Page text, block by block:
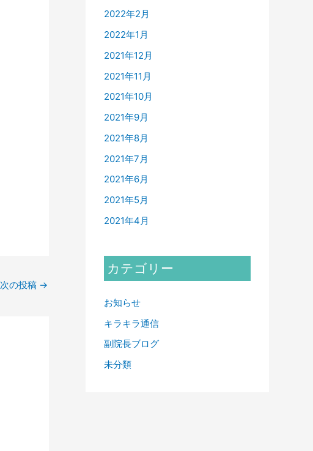
次の投稿 →
2022年2月
2022年1月
2021年12月
2021年11月
2021年10月
2021年9月
2021年8月
2021年7月
2021年6月
2021年5月
2021年4月
カテゴリー
お知らせ
キラキラ通信
副院長ブログ
未分類